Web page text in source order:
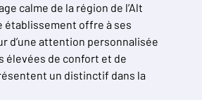
calme de la région de l’Alt
établissement offre à ses
d’une attention personnalisée
élevées de confort et de
un distinctif dans la